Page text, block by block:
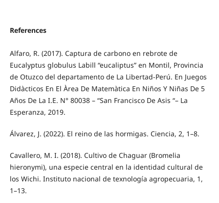
References
Alfaro, R. (2017). Captura de carbono en rebrote de
Eucalyptus globulus Labill “eucaliptus” en Montil, Provincia
de Otuzco del departamento de La Libertad-Perú. En Juegos
Didàcticos En El Àrea De Matemàtica En Niños Y Niñas De 5
Años De La I.E. N° 80038 – “San Francisco De Asis “– La
Esperanza, 2019.
Álvarez, J. (2022). El reino de las hormigas. Ciencia, 2, 1–8.
Cavallero, M. I. (2018). Cultivo de Chaguar (Bromelia
hieronymi), una especie central en la identidad cultural de
los Wichi. Instituto nacional de texnología agropecuaria, 1,
1–13.